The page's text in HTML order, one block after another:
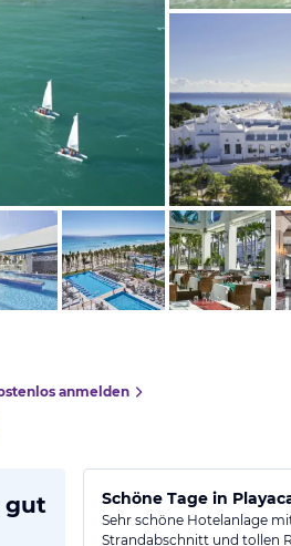
vom Hotelier,
anmelden
gut Schöne Tage in
Sehr schöne Hotelanlage
Strandabschnitt und tollen